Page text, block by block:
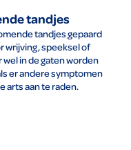
tandjes
tandjes gepaard
wrijving, speeksel of
in de gaten worden
er andere symptomen
arts aan te raden.